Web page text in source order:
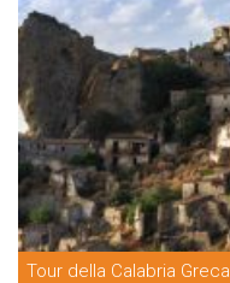
Tour della Calabria Greca